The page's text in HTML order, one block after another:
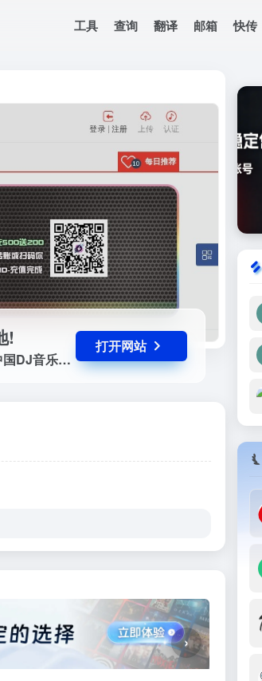
工具 查询 翻译 邮箱 快传
!
黑色音频 www，mix57，com 专业包房DJ 舞曲资源下载基地!官网，打造中国DJ音乐文化，每天同步国内外DJ舞曲，高品质数字音乐在线试听及下载，全方位满足DJ工作者及音乐爱好者的需求。
打开网站
乐文化，每天同步国内外DJ舞曲，高品质数字音乐在
›